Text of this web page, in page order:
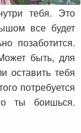
тебя. Это
все будет
позаботится.
быть, для
оставить тебя
потребуется
ты боишься.